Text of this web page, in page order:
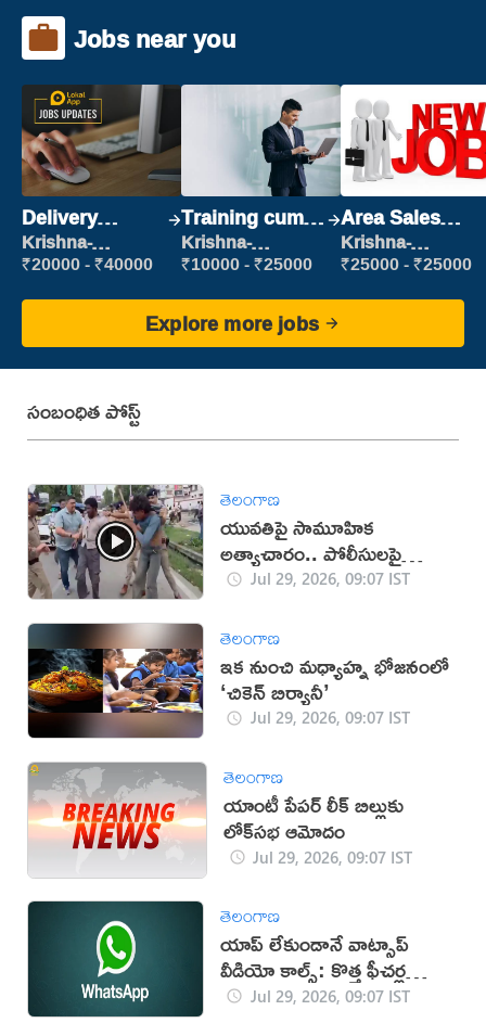
Jobs near you
Delivery
Executive
Krishna-
vijayawada
₹20000 - ₹40000
Training cum
Placement
Krishna-
vijayawada
₹10000 - ₹25000
Area Sales
Manager (Field
Sales)
Krishna-
vijayawada
₹25000 - ₹25000
Explore more jobs
సంబంధిత పోస్ట్
తెలంగాణ
యువతిపై సామూహిక
అత్యాచారం.. పోలీసులపై
కాల్పులు (వీడియో)
Jul 29, 2026, 09:07 IST
తెలంగాణ
ఇక నుంచి మధ్యాహ్న భోజనంలో
‘చికెన్‌ బిర్యానీ’
Jul 29, 2026, 09:07 IST
తెలంగాణ
యాంటీ పేపర్ లీక్ బిల్లుకు
లోక్‌సభ ఆమోదం
Jul 29, 2026, 09:07 IST
తెలంగాణ
యాప్ లేకుండానే వాట్సాప్
వీడియో కాల్స్: కొత్త ఫీచర్ల
ప్రకటనJul 29, 2026, 09:07 IST